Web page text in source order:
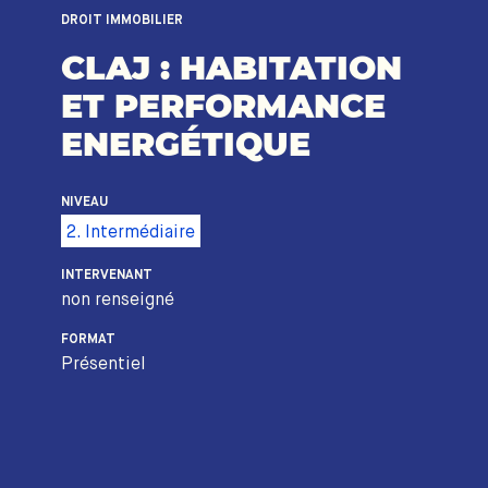
DROIT IMMOBILIER
CLAJ : HABITATION
ET PERFORMANCE
ENERGÉTIQUE
NIVEAU
2. Intermédiaire
INTERVENANT
non renseigné
FORMAT
Présentiel